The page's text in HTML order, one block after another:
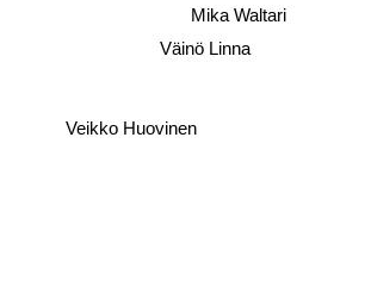
Veikko Huovinen
Mika Waltari